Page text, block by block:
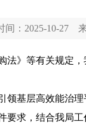
间：2025-10-27
法》等有关规定
领基层高效能治
要求，结合我局